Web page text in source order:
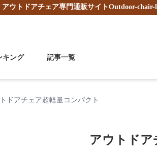
アウトドアチェア専門通販サイトOutdoor-chair-
キング 記事一覧
ドアチェア超軽量コンパクト
アウトドア